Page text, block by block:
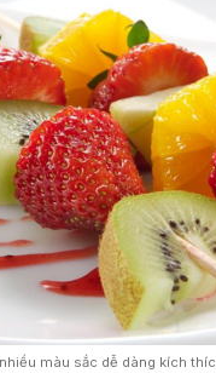
màu sắc dễ dàng kích